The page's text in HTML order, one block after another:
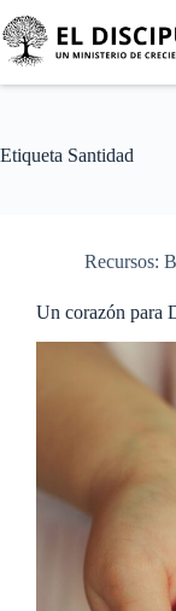
Etiqueta Santidad
Recursos:
Un corazón para